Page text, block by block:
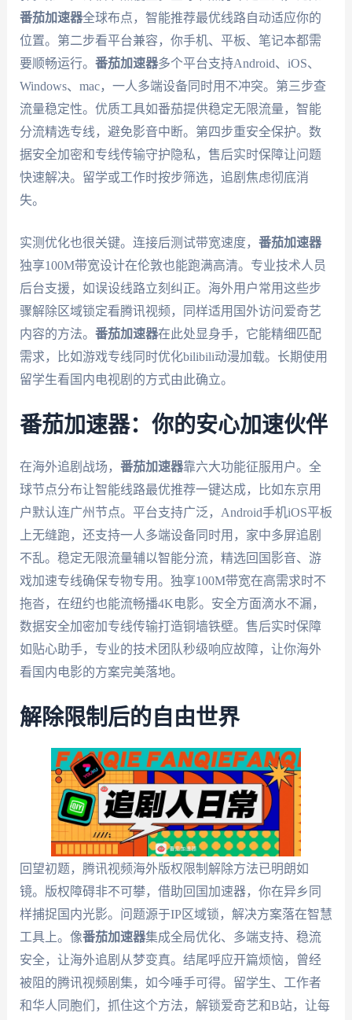
番茄加速器全球布点，智能推荐最优线路自动适应你的
位置。第二步看平台兼容，你手机、平板、笔记本都需
要顺畅运行。 番茄加速器多个平台支持Android、iOS、
Windows、mac，一人多端设备同时用不冲突。第三步查
流量稳定性。优质工具如番茄提供稳定无限流量，智能
分流精选专线，避免影音中断。第四步重安全保护。数
据安全加密和专线传输守护隐私，售后实时保障让问题
快速解决。留学或工作时按步筛选，追剧焦虑彻底消
失。
实测优化也很关键。连接后测试带宽速度， 番茄加速器
独享100M带宽设计在伦敦也能跑满高清。专业技术人员
后台支援，如误设线路立刻纠正。海外用户常用这些步
骤解除区域锁定看腾讯视频，同样适用国外访问爱奇艺
内容的方法。 番茄加速器在此处显身手，它能精细匹配
需求，比如游戏专线同时优化bilibili动漫加载。长期使用
留学生看国内电视剧的方式由此确立。
番茄加速器：你的安心加速伙伴
在海外追剧战场， 番茄加速器靠六大功能征服用户。全
球节点分布让智能线路最优推荐一键达成，比如东京用
户默认连广州节点。平台支持广泛，Android手机iOS平板
上无缝跑，还支持一人多端设备同时用，家中多屏追剧
不乱。稳定无限流量辅以智能分流，精选回国影音、游
戏加速专线确保专物专用。独享100M带宽在高需求时不
拖沓，在纽约也能流畅播4K电影。安全方面滴水不漏，
数据安全加密加专线传输打造铜墙铁壁。售后实时保障
如贴心助手，专业的技术团队秒级响应故障，让你海外
看国内电影的方案完美落地。
解除限制后的自由世界
回望初题，腾讯视频海外版权限制解除方法已明朗如
镜。版权障碍非不可攀，借助回国加速器，你在异乡同
样捕捉国内光影。问题源于IP区域锁，解决方案落在智慧
工具上。像番茄加速器集成全局优化、多端支持、稳流
安全，让海外追剧从梦变真。结尾呼应开篇烦恼，曾经
被阻的腾讯视频剧集，如今唾手可得。留学生、工作者
和华人同胞们，抓住这个方法，解锁爱奇艺和B站，让每